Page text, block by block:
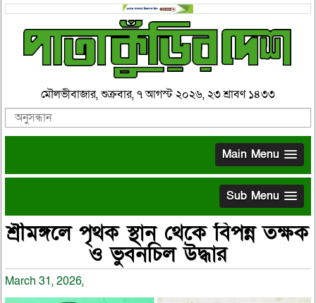
মৌলভীবাজার, শুক্রবার, ৭ আগস্ট ২০২৬, ২৩ শ্রাবণ ১৪৩৩
Main Menu
Sub Menu
শ্রীমঙ্গলে পৃথক স্থান থেকে বিপন্ন তক্ষক
ও ভুবনচিল উদ্ধার
March 31, 2026,